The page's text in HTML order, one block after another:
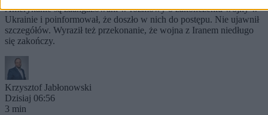
Amerykanie są zaangażowani w rozmowy o zakończeniu wojny w
Ukrainie i poinformował, że doszło w nich do postępu. Nie ujawnił
szczegółów. Wyraził też przekonanie, że wojna z Iranem niedługo
się zakończy.
Krzysztof Jabłonowski
Dzisiaj 06:56
3 min